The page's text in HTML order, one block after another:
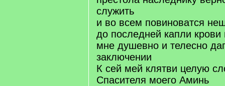
служить
и во всем повиноватся
до последней капли крови
мне душевно и телесно
заключении
К сей мей клятви целую
Спасителя моего Аминь